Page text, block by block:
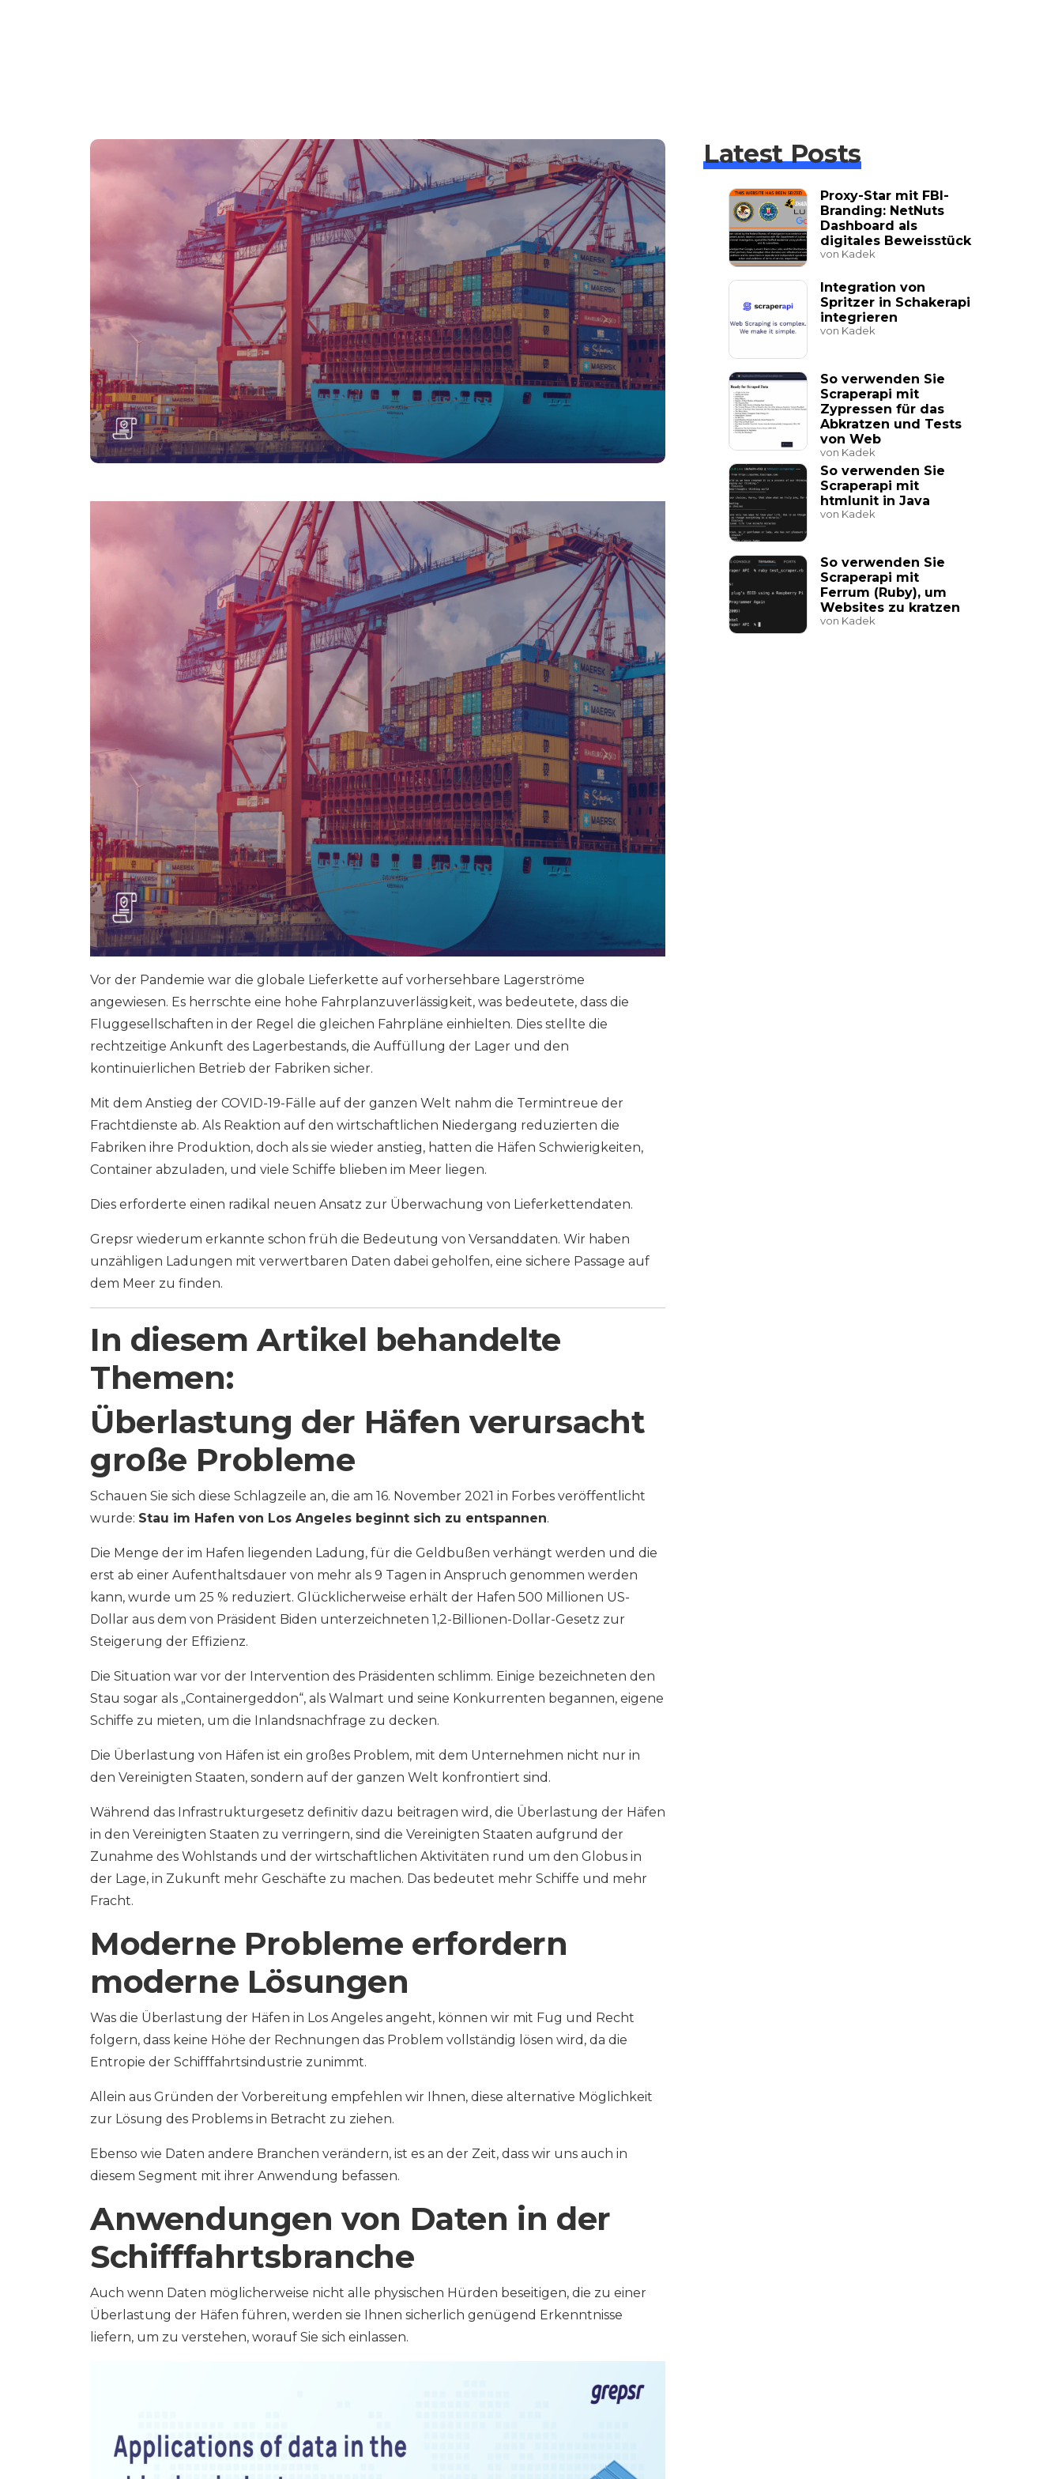
Vor der Pandemie war die globale Lieferkette auf vorhersehbare Lagerströme
angewiesen. Es herrschte eine hohe Fahrplanzuverlässigkeit, was bedeutete, dass die
Fluggesellschaften in der Regel die gleichen Fahrpläne einhielten. Dies stellte die
rechtzeitige Ankunft des Lagerbestands, die Auffüllung der Lager und den
kontinuierlichen Betrieb der Fabriken sicher.
Mit dem Anstieg der COVID-19-Fälle auf der ganzen Welt nahm die Termintreue der
Frachtdienste ab. Als Reaktion auf den wirtschaftlichen Niedergang reduzierten die
Fabriken ihre Produktion, doch als sie wieder anstieg, hatten die Häfen Schwierigkeiten,
Container abzuladen, und viele Schiffe blieben im Meer liegen.
Dies erforderte einen radikal neuen Ansatz zur Überwachung von Lieferkettendaten.
Grepsr wiederum erkannte schon früh die Bedeutung von Versanddaten. Wir haben
unzähligen Ladungen mit verwertbaren Daten dabei geholfen, eine sichere Passage auf
dem Meer zu finden.
In diesem Artikel behandelte
Themen:
Überlastung der Häfen verursacht
große Probleme
Schauen Sie sich diese Schlagzeile an, die am 16. November 2021 in Forbes veröffentlicht
wurde: Stau im Hafen von Los Angeles beginnt sich zu entspannen.
Die Menge der im Hafen liegenden Ladung, für die Geldbußen verhängt werden und die
erst ab einer Aufenthaltsdauer von mehr als 9 Tagen in Anspruch genommen werden
kann, wurde um 25 % reduziert. Glücklicherweise erhält der Hafen 500 Millionen US-
Dollar aus dem von Präsident Biden unterzeichneten 1,2-Billionen-Dollar-Gesetz zur
Steigerung der Effizienz.
Die Situation war vor der Intervention des Präsidenten schlimm. Einige bezeichneten den
Stau sogar als „Containergeddon“, als Walmart und seine Konkurrenten begannen, eigene
Schiffe zu mieten, um die Inlandsnachfrage zu decken.
Die Überlastung von Häfen ist ein großes Problem, mit dem Unternehmen nicht nur in
den Vereinigten Staaten, sondern auf der ganzen Welt konfrontiert sind.
Während das Infrastrukturgesetz definitiv dazu beitragen wird, die Überlastung der Häfen
in den Vereinigten Staaten zu verringern, sind die Vereinigten Staaten aufgrund der
Zunahme des Wohlstands und der wirtschaftlichen Aktivitäten rund um den Globus in
der Lage, in Zukunft mehr Geschäfte zu machen. Das bedeutet mehr Schiffe und mehr
Fracht.
Moderne Probleme erfordern
moderne Lösungen
Was die Überlastung der Häfen in Los Angeles angeht, können wir mit Fug und Recht
folgern, dass keine Höhe der Rechnungen das Problem vollständig lösen wird, da die
Entropie der Schifffahrtsindustrie zunimmt.
Allein aus Gründen der Vorbereitung empfehlen wir Ihnen, diese alternative Möglichkeit
zur Lösung des Problems in Betracht zu ziehen.
Ebenso wie Daten andere Branchen verändern, ist es an der Zeit, dass wir uns auch in
diesem Segment mit ihrer Anwendung befassen.
Anwendungen von Daten in der
Schifffahrtsbranche
Auch wenn Daten möglicherweise nicht alle physischen Hürden beseitigen, die zu einer
Überlastung der Häfen führen, werden sie Ihnen sicherlich genügend Erkenntnisse
liefern, um zu verstehen, worauf Sie sich einlassen.
Latest Posts
Proxy-Star mit FBI-
Branding: NetNuts
Dashboard als
digitales Beweisstück
von Kadek
Integration von
Spritzer in Schakerapi
integrieren
von Kadek
So verwenden Sie
Scraperapi mit
Zypressen für das
Abkratzen und Tests
von Web
von Kadek
So verwenden Sie
Scraperapi mit
htmlunit in Java
von Kadek
So verwenden Sie
Scraperapi mit
Ferrum (Ruby), um
Websites zu kratzen
von Kadek